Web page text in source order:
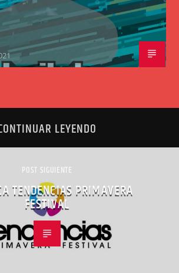
LEYENDO
POST SIGUIENTE
TENDENCIAS PRIMAVERA
FESTIVAL